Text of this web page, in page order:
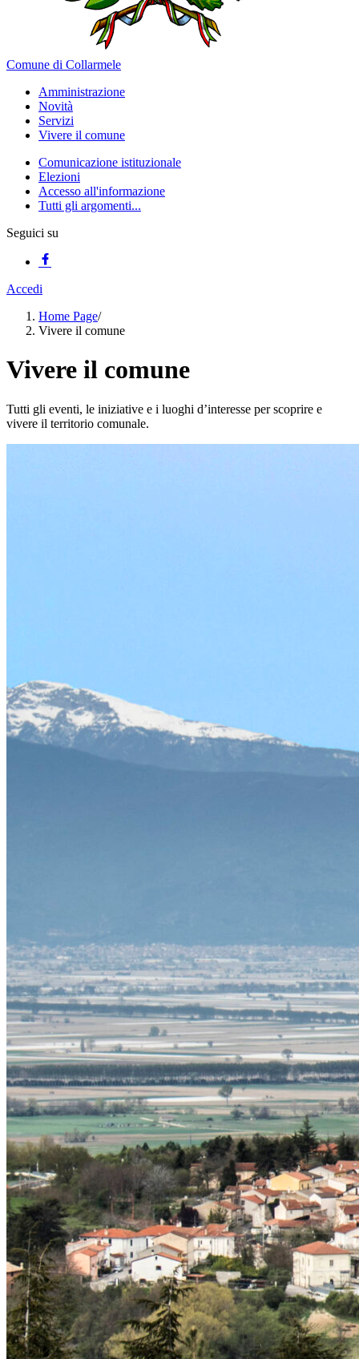
Comune di Collarmele
Amministrazione
Novità
Servizi
Vivere il comune
Comunicazione istituzionale
Elezioni
Accesso all'informazione
Tutti gli argomenti...
Seguici su
Accedi
Home Page/
Vivere il comune
Vivere il comune
Tutti gli eventi, le iniziative e i luoghi d’interesse per scoprire e
vivere il territorio comunale.